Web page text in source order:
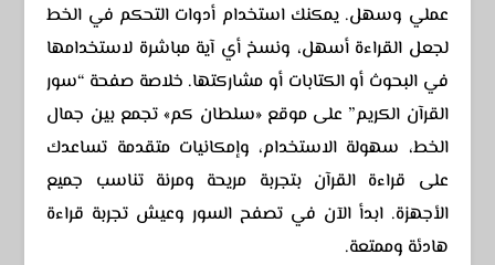
عملي وسهل. يمكنك استخدام أدوات التحكم في الخط
لجعل القراءة أسهل، ونسخ أي آية مباشرة لاستخدامها
في البحوث أو الكتابات أو مشاركتها. خلاصة صفحة “سور
القرآن الكريم” على موقع «سلطان كم» تجمع بين جمال
الخط، سهولة الاستخدام، وإمكانيات متقدمة تساعدك
على قراءة القرآن بتجربة مريحة ومرنة تناسب جميع
الأجهزة. ابدأ الآن في تصفح السور وعيش تجربة قراءة
هادئة وممتعة.